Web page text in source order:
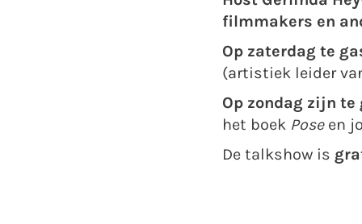
filmmakers en
Op zaterdag te
(artistiek leider
Op zondag zijn te
het boek Pose en
De talkshow is